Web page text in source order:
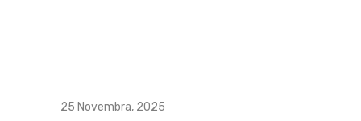
25 Novembra, 2025